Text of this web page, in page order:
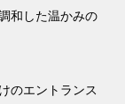
和した温かみの
のエントランス